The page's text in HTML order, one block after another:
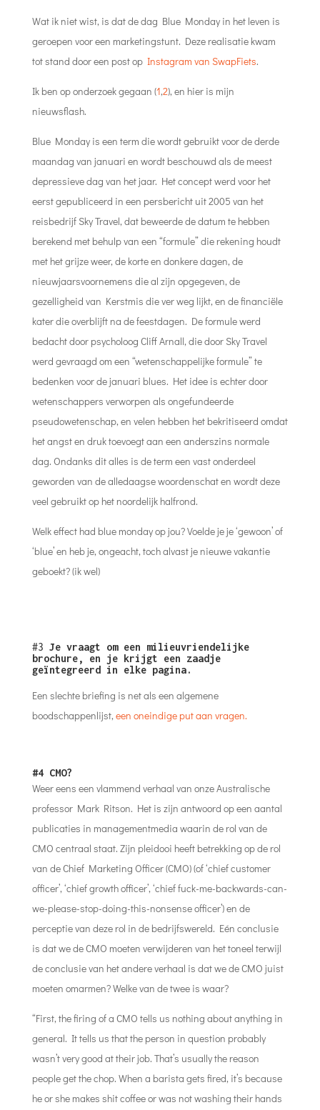
Wat ik niet wist, is dat de dag Blue Monday in het leven is
geroepen voor een marketingstunt. Deze realisatie kwam
tot stand door een post op Instagram van SwapFiets.
Ik ben op onderzoek gegaan (1,2), en hier is mijn
nieuwsflash.
Blue Monday is een term die wordt gebruikt voor de derde
maandag van januari en wordt beschouwd als de meest
depressieve dag van het jaar. Het concept werd voor het
eerst gepubliceerd in een persbericht uit 2005 van het
reisbedrijf Sky Travel, dat beweerde de datum te hebben
berekend met behulp van een “formule” die rekening houdt
met het grijze weer, de korte en donkere dagen, de
nieuwjaarsvoornemens die al zijn opgegeven, de
gezelligheid van Kerstmis die ver weg lijkt, en de financiële
kater die overblijft na de feestdagen. De formule werd
bedacht door psycholoog Cliff Arnall, die door Sky Travel
werd gevraagd om een “wetenschappelijke formule” te
bedenken voor de januari blues. Het idee is echter door
wetenschappers verworpen als ongefundeerde
pseudowetenschap, en velen hebben het bekritiseerd omdat
het angst en druk toevoegt aan een anderszins normale
dag. Ondanks dit alles is de term een vast onderdeel
geworden van de alledaagse woordenschat en wordt deze
veel gebruikt op het noordelijk halfrond.
Welk effect had blue monday op jou? Voelde je je ‘gewoon’ of
‘blue’ en heb je, ongeacht, toch alvast je nieuwe vakantie
geboekt? (ik wel)
#3 Je vraagt om een milieuvriendelijke
brochure, en je krijgt een zaadje
geïntegreerd in elke pagina.
Een slechte briefing is net als een algemene
boodschappenlijst,een oneindige put aan vragen.
#4 CMO?
Weer eens een vlammend verhaal van onze Australische
professor Mark Ritson. Het is zijn antwoord op een aantal
publicaties in managementmedia waarin de rol van de
CMO centraal staat. Zijn pleidooi heeft betrekking op de rol
van de Chief Marketing Officer (CMO) (of ‘chief customer
officer’, ‘chief growth officer’, ‘chief fuck-me-backwards-can-
we-please-stop-doing-this-nonsense officer’) en de
perceptie van deze rol in de bedrijfswereld. Eén conclusie
is dat we de CMO moeten verwijderen van het toneel terwijl
de conclusie van het andere verhaal is dat we de CMO juist
moeten omarmen? Welke van de twee is waar?
“First, the firing of a CMO tells us nothing about anything in
general. It tells us that the person in question probably
wasn’t very good at their job. That’s usually the reason
people get the chop. When a barista gets fired, it’s because
he or she makes shit coffee or was not washing their hands